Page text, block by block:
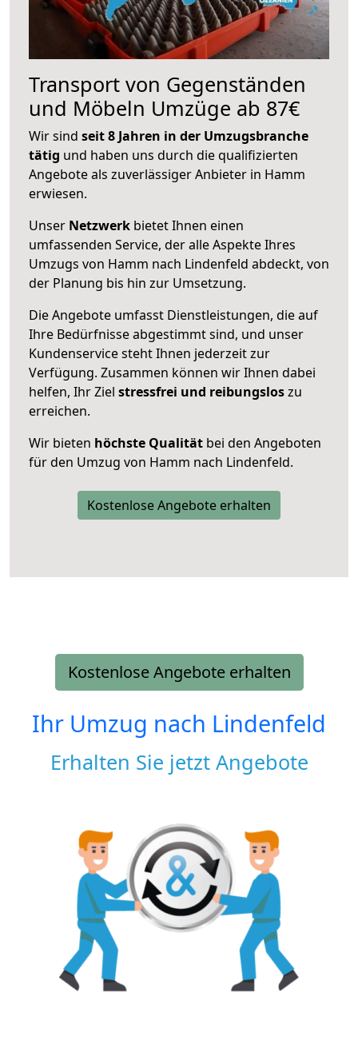
Transport von Gegenständen
und Möbeln Umzüge ab 87€
Wir sind seit 8 Jahren in der Umzugsbranche
tätig und haben uns durch die qualifizierten
Angebote als zuverlässiger Anbieter in Hamm
erwiesen.
Unser Netzwerk bietet Ihnen einen
umfassenden Service, der alle Aspekte Ihres
Umzugs von Hamm nach Lindenfeld abdeckt, von
der Planung bis hin zur Umsetzung.
Die Angebote umfasst Dienstleistungen, die auf
Ihre Bedürfnisse abgestimmt sind, und unser
Kundenservice steht Ihnen jederzeit zur
Verfügung. Zusammen können wir Ihnen dabei
helfen, Ihr Ziel stressfrei und reibungsloszu
erreichen.
Wir bieten höchste Qualität bei den Angeboten
für den Umzug von Hamm nach Lindenfeld.
Kostenlose Angebote erhalten
Kostenlose Angebote erhalten
Ihr Umzug nach Lindenfeld
Erhalten Sie jetzt Angebote